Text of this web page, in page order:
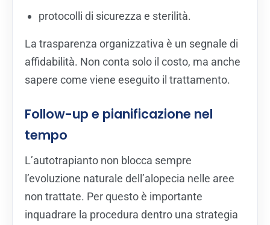
protocolli di sicurezza e sterilità.
La trasparenza organizzativa è un segnale di
affidabilità. Non conta solo il costo, ma anche
sapere come viene eseguito il trattamento.
Follow-up e pianificazione nel
tempo
L’autotrapianto non blocca sempre
l’evoluzione naturale dell’alopecia nelle aree
non trattate. Per questo è importante
inquadrare la procedura dentro una strategia